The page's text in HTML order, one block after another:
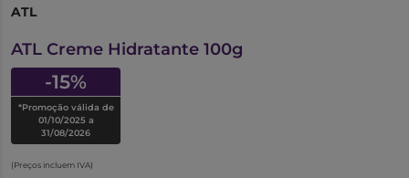
ATL
ATL Creme Hidratante 100g
-15%
*Promoção válida de
01/10/2025 a
31/08/2026
(Preços incluem IVA)